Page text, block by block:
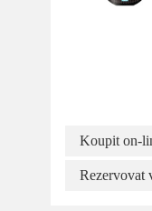
Koupit on-
Rezervovat